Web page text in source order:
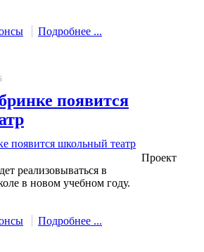
Подробнее ...
появится
Проект
реализовываться в
в новом учебном году.
Подробнее ...